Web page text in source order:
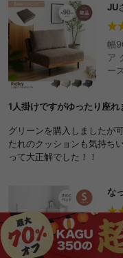
JU
幅
ア
ー
1人掛けですがゆったり座れ
グリーンを購入しましたが
たれのクッションも気持ち
って大正解でした！！
な
幅
レ
フ